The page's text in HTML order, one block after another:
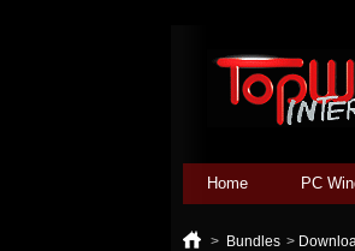
Home PC
> Bundles >